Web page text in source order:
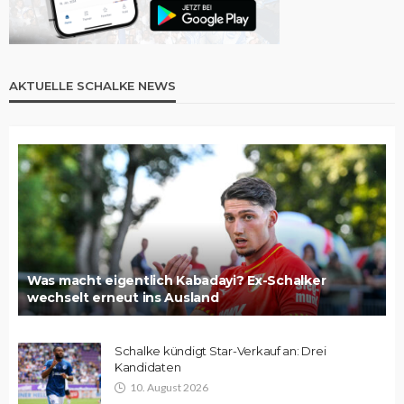
AKTUELLE SCHALKE NEWS
Was macht eigentlich Kabadayi? Ex-Schalker
wechselt erneut ins Ausland
Schalke kündigt Star-Verkauf an: Drei
Kandidaten
10. August 2026